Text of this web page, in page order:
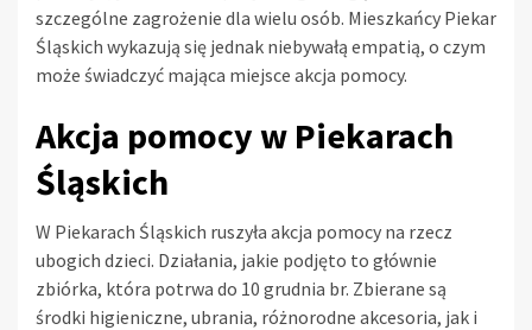
szczególne zagrożenie dla wielu osób. Mieszkańcy Piekar
Śląskich wykazują się jednak niebywałą empatią, o czym
może świadczyć mająca miejsce akcja pomocy.
Akcja pomocy w Piekarach
Śląskich
W Piekarach Śląskich ruszyła akcja pomocy na rzecz
ubogich dzieci. Działania, jakie podjęto to głównie
zbiórka, która potrwa do 10 grudnia br. Zbierane są
środki higieniczne, ubrania, różnorodne akcesoria, jak i